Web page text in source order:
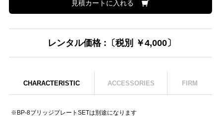
見積カートに入れる
レンタル価格 :〔税別 ￥4,000〕
CHARACTERISTIC ACCESSORIES FIRM
※BP-8ブリッジプレートSETは別途になります